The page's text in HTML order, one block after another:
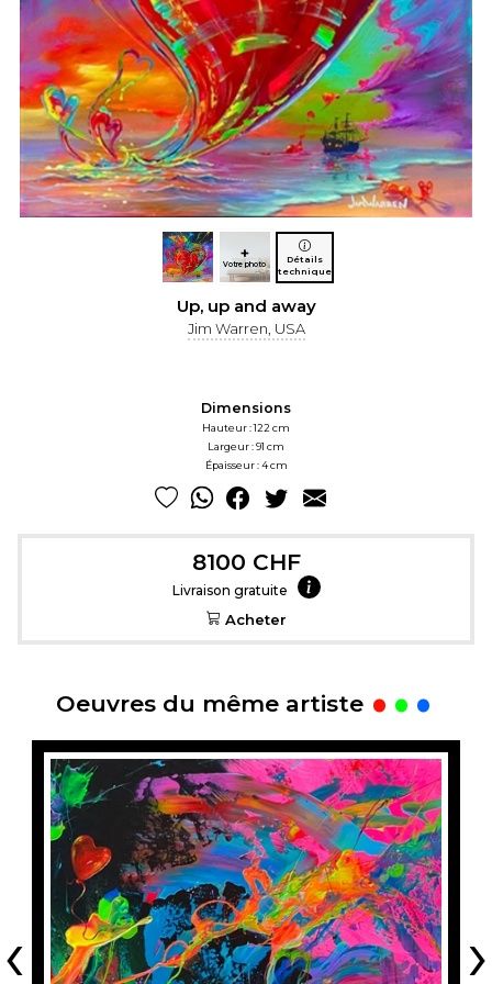
+
Votre photo
Détails
technique
Up, up and away
Jim Warren, USA
Dimensions
Hauteur : 122 cm
Largeur : 91 cm
Épaisseur : 4 cm
8100 CHF
Livraison gratuite
Acheter
Oeuvres du même artiste .
‹ ›